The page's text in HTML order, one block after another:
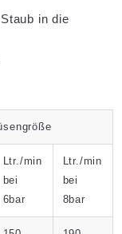
in die
Ltr./min
bei
6bar
Ltr./min
bei
8bar